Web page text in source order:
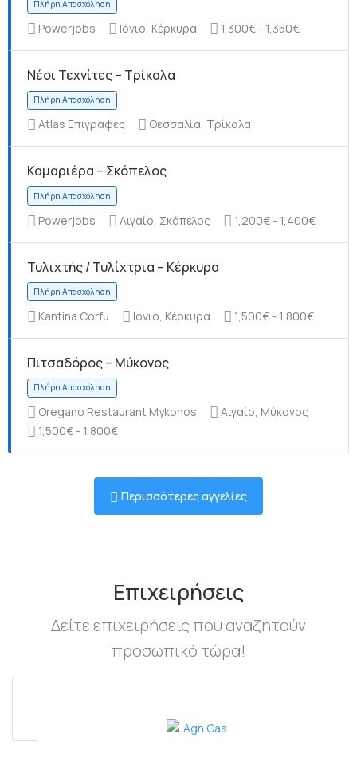
Πλήρη Απασχόληση
Πλήρη Απασχόληση
Πλήρη Απασχόληση
Powerjobs Ιόνιο, Κέρκυρα 1,300€ - 1,350€
Νέοι Τεχνίτες – Τρίκαλα
Πλήρη Απασχόληση
Atlas Επιγραφές Θεσσαλία, Τρίκαλα
Καμαριέρα – Σκόπελος
Powerjobs Αιγαίο, Σκόπελος 1,200€ - 1,400€
Τυλιχτής / Τυλίχτρια – Κέρκυρα
Πλήρη Απασχόληση
Kantina Corfu Ιόνιο, Κέρκυρα 1,500€ - 1,800€
Πιτσαδόρος – Μύκονος
Oregano Restaurant Mykonos
Αιγαίο, Μύκονος
1,500€ - 1,800€
Περισσότερες αγγελίες
Επιχειρήσεις
Δείτε επιχειρήσεις που αναζητούν
προσωπικό τώρα!